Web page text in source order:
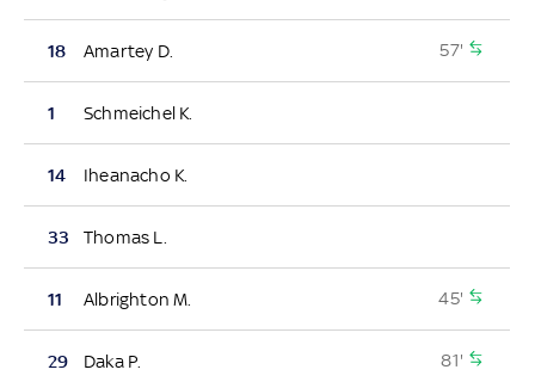
18 Amartey D. 57'
1 Schmeichel K.
14 Iheanacho K.
33 Thomas L.
11 Albrighton M. 45'
29 Daka P. 81'